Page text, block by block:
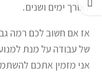
לאורך ימים ושנים.
אז אם חשוב לכם רמה
של עבודה על מנת
אני מזמין אתכם